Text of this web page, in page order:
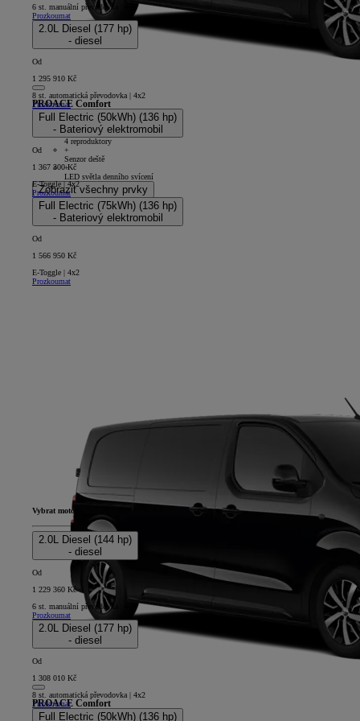
PROACE Comfort
4D - Panel Van L1
+
4 reproduktory
+
Senzor deště
+
LED světla denního svícení
Zobrazit všechny prvky
6 st. manuální převodovka | 4x2
Prozkoumat
2.0L Diesel (177 hp)
- diesel
Od
1 295 910 Kč
8 st. automatická převodovka | 4x2
Prozkoumat
Full Electric (50kWh) (136 hp)
- Bateriový elektromobil
Od
1 367 300 Kč
E-Toggle | 4x2
Prozkoumat
Full Electric (75kWh) (136 hp)
- Bateriový elektromobil
Od
1 566 950 Kč
E-Toggle | 4x2
Prozkoumat
PROACE Comfort
Vybrat motor
2.0L Diesel (144 hp)
- diesel
Od
1 229 360 Kč
6 st. manuální převodovka | 4x2
Prozkoumat
2.0L Diesel (177 hp)
- diesel
Od
1 308 010 Kč
8 st. automatická převodovka | 4x2
Prozkoumat
Full Electric (50kWh) (136 hp)